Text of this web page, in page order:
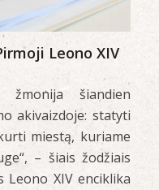
Leono XIV
žmonija šiandien
akivaizdoje: statyti
miestą, kuriame
– šiais žodžiais
Leono XIV enciklika